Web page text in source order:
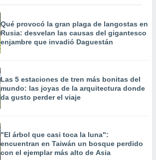
Qué provocó la gran plaga de langostas en
Rusia: desvelan las causas del gigantesco
enjambre que invadió Daguestán
Las 5 estaciones de tren más bonitas del
mundo: las joyas de la arquitectura donde
da gusto perder el viaje
"El árbol que casi toca la luna":
encuentran en Taiwán un bosque perdido
con el ejemplar más alto de Asia